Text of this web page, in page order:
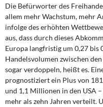
Die Befürworter des
allem mehr Wachstum, mehr
infolge des erhöhten
aus, dass durch dieses
Europa langfristig um 0,27 bis
Handelsvolumen zwischen
sogar verdoppeln, heißt es.
prognostiziert ein Plus von
und 1,1 Millionen in den USA
mehr als zehn Jahren verteilt.